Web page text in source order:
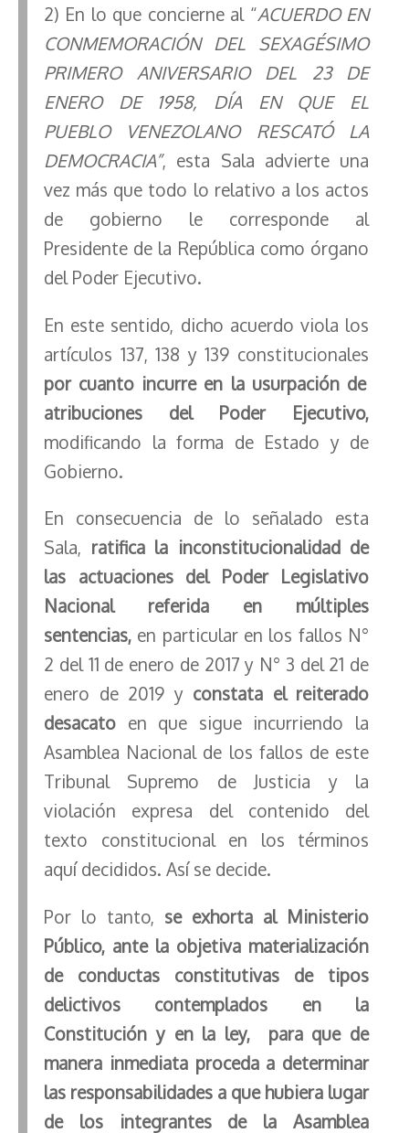
2) En lo que concierne al “ACUERDO EN
CONMEMORACIÓN DEL SEXAGÉSIMO
PRIMERO ANIVERSARIO DEL 23 DE
ENERO DE 1958, DÍA EN QUE EL
PUEBLO VENEZOLANO RESCATÓ LA
DEMOCRACIA”, esta Sala advierte una
vez más que todo lo relativo a los actos
de gobierno le corresponde al
Presidente de la República como órgano
del Poder Ejecutivo.
En este sentido, dicho acuerdo viola los
artículos 137, 138 y 139 constitucionales
por cuanto incurre en la usurpación de
atribuciones del Poder Ejecutivo,
modificando la forma de Estado y de
Gobierno.
En consecuencia de lo señalado esta
Sala, ratifica la inconstitucionalidad de
las actuaciones del Poder Legislativo
Nacional referida en múltiples
sentencias, en particular en los fallos N°
2 del 11 de enero de 2017 y N° 3 del 21 de
enero de 2019 y constata el reiterado
desacato en que sigue incurriendo la
Asamblea Nacional de los fallos de este
Tribunal Supremo de Justicia y la
violación expresa del contenido del
texto constitucional en los términos
aquí decididos. Así se decide.
Por lo tanto, se exhorta al Ministerio
Público, ante la objetiva materialización
de conductas constitutivas de tipos
delictivos contemplados en la
Constitución y en la ley, para que de
manera inmediata proceda a determinar
las responsabilidades a que hubiera lugar
de los integrantes de la Asamblea